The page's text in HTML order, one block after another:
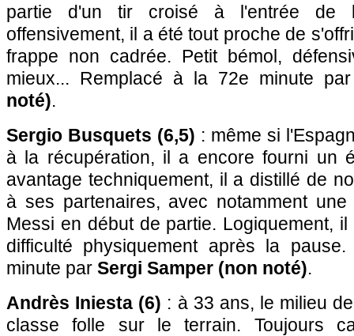
partie d'un tir croisé à l'entrée de
offensivement, il a été tout proche de
frappe non cadrée. Petit bémol,
mieux... Remplacé à la 72e minute
noté).
Sergio Busquets (6,5) : même si
à la récupération, il a encore fourni un
avantage techniquement, il a distillé de
à ses partenaires, avec notamment
Messi en début de partie. Logiquement,
difficulté physiquement après la
minute par Sergi Samper (non noté).
Andrès Iniesta (6) : à 33 ans, le milieu
classe folle sur le terrain. Toujours